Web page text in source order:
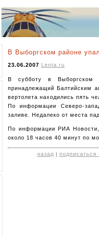
В Выборгском районе
23.06.2007 Lenta.ru
В субботу в Выборгском
принадлежащий Балтийским
вертолета находились пять
По информации Северо-
заливе. Недалеко от места
По информации РИА
около 18 часов 40 минут по
назад подписаться